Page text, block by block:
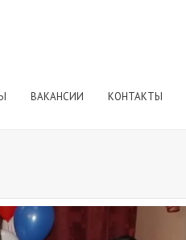
ВАКАНСИИ КОНТАКТЫ